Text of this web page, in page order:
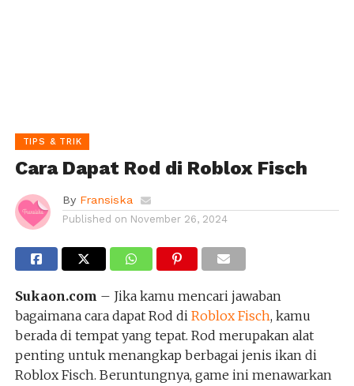
TIPS & TRIK
Cara Dapat Rod di Roblox Fisch
By Fransiska
Published on November 26, 2024
Sukaon.com – Jika kamu mencari jawaban
bagaimana cara dapat Rod di Roblox Fisch, kamu
berada di tempat yang tepat. Rod merupakan alat
penting untuk menangkap berbagai jenis ikan di
Roblox Fisch. Beruntungnya, game ini menawarkan